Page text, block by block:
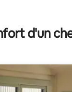
d'un